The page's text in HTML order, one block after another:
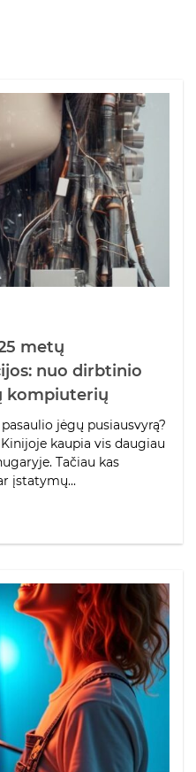
metų
nuo dirbtinio
kompiuterių
jėgų pusiausvyrą?
kaupia vis daugiau
Tačiau kas
įstatymų...